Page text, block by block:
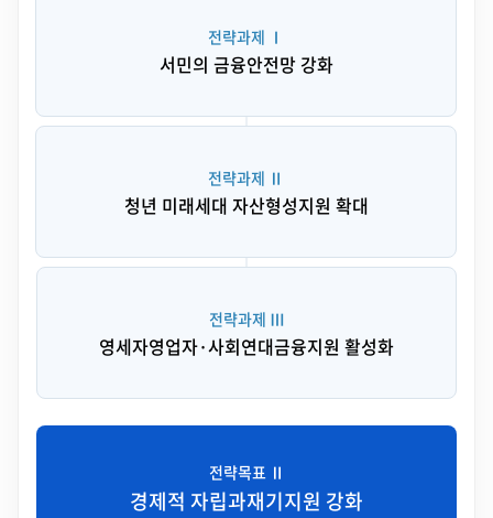
전략과제 Ⅰ
서민의 금융안전망 강화
전략과제 Ⅱ
청년 미래세대 자산형성지원 확대
전략과제 Ⅲ
영세자영업자·사회연대금융지원 활성화
전략목표 Ⅱ
경제적 자립과재기지원 강화